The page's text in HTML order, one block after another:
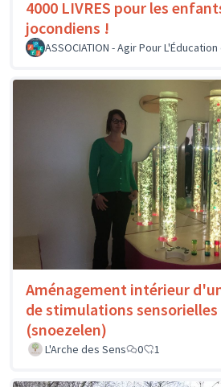
4000 LIVRES pour les
jocondiens !
ASSOCIATION - Agir Pour
Aménagement intérieur
de stimulations sensorielles
(snoezelen)
L'Arche des Sens 0 1